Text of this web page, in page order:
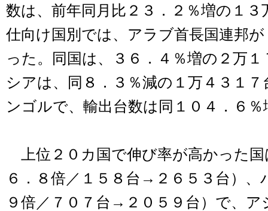
数は、前年同月比２３．２％増の１
仕向け国別では、アラブ首長国連邦
った。同国は、３６．４％増の２万
シアは、同８．３％減の１万４３１
ンゴルで、輸出台数は同１０４．６
上位２０カ国で伸び率が高かった
６．８倍／１５８台→２６５３台）
９倍／７０７台→２０５９台）で、